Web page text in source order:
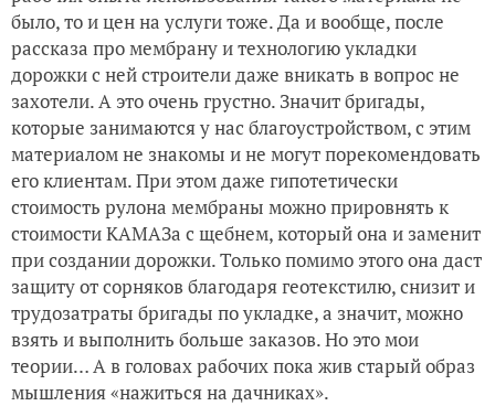
было, то и цен на услуги тоже. Да и вообще, после
рассказа про мембрану и технологию укладки
дорожки с ней строители даже вникать в вопрос не
захотели. А это очень грустно. Значит бригады,
которые занимаются у нас благоустройством, с этим
материалом не знакомы и не могут порекомендовать
его клиентам. При этом даже гипотетически
стоимость рулона мембраны можно прировнять к
стоимости КАМАЗа с щебнем, который она и заменит
при создании дорожки. Только помимо этого она даст
защиту от сорняков благодаря геотекстилю, снизит и
трудозатраты бригады по укладке, а значит, можно
взять и выполнить больше заказов. Но это мои
теории… А в головах рабочих пока жив старый образ
мышления «нажиться на дачниках».